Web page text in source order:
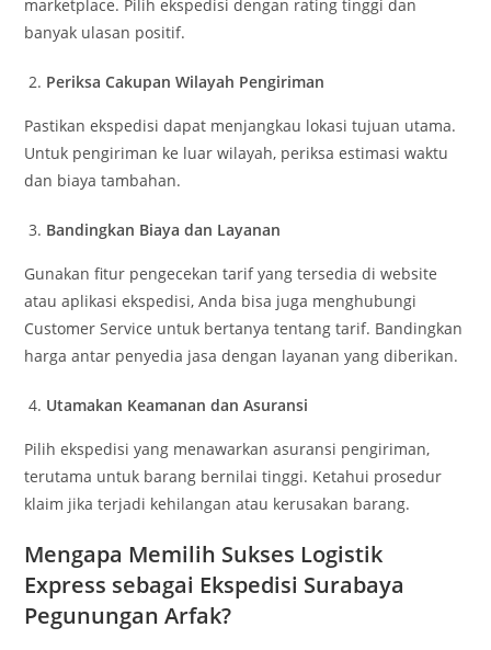
marketplace. Pilih ekspedisi dengan rating tinggi dan
banyak ulasan positif.
Periksa Cakupan Wilayah Pengiriman
Pastikan ekspedisi dapat menjangkau lokasi tujuan utama.
Untuk pengiriman ke luar wilayah, periksa estimasi waktu
dan biaya tambahan.
Bandingkan Biaya dan Layanan
Gunakan fitur pengecekan tarif yang tersedia di website
atau aplikasi ekspedisi, Anda bisa juga menghubungi
Customer Service untuk bertanya tentang tarif. Bandingkan
harga antar penyedia jasa dengan layanan yang diberikan.
Utamakan Keamanan dan Asuransi
Pilih ekspedisi yang menawarkan asuransi pengiriman,
terutama untuk barang bernilai tinggi. Ketahui prosedur
klaim jika terjadi kehilangan atau kerusakan barang.
Mengapa Memilih Sukses Logistik
Express sebagai Ekspedisi Surabaya
Pegunungan Arfak?